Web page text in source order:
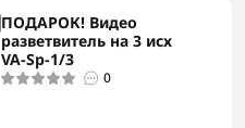
ПОДАРОК! Видео
разветвитель на 3 исх
VA-Sp-1/3
0